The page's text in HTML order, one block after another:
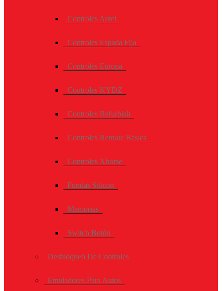
Controles Autel
Controles Espada Fija
Controles Europa
Controles KYDZ
Controles Refurbish
Controles Remote Basics
Controles Xhorse
Fundas Silicon
Memorias
Switch Botón
Desbloqueo De Controles
Emuladores Para Autos